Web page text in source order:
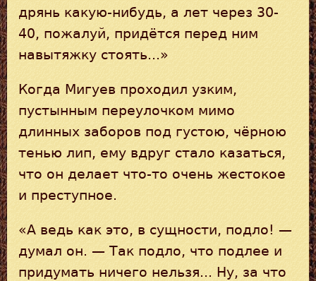
дрянь какую-нибудь, а лет через 30-
40, пожалуй, придётся перед ним
навытяжку стоять...»
Когда Мигуев проходил узким,
пустынным переулочком мимо
длинных заборов под густою, чёрною
тенью лип, ему вдруг стало казаться,
что он делает что-то очень жестокое
и преступное.
«А ведь как это, в сущности, подло! —
думал он. — Так подло, что подлее и
придумать ничего нельзя... Ну, за что